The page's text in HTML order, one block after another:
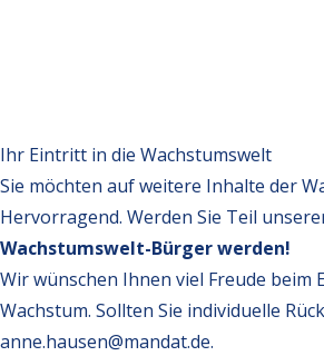
Ihr Eintritt in die Wachstumswelt
Sie möchten auf weitere Inhalte der
Hervorragend. Werden Sie Teil
Wachstumswelt-Bürger werden!
Wir wünschen Ihnen viel Freude
Wachstum. Sollten Sie individuelle
anne.hausen@mandat.de.